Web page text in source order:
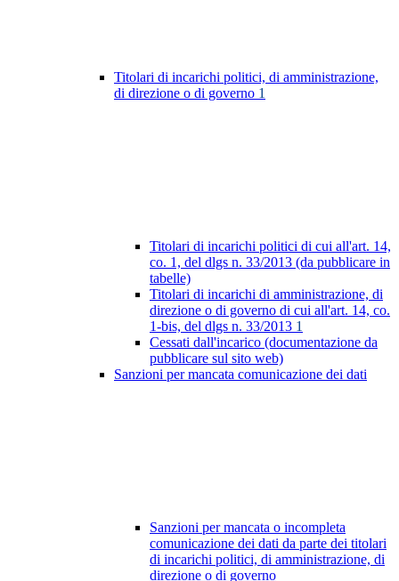
Titolari di incarichi politici, di amministrazione,
di direzione o di governo 1
Titolari di incarichi politici di cui all'art. 14,
co. 1, del dlgs n. 33/2013 (da pubblicare in
tabelle)
Titolari di incarichi di amministrazione, di
direzione o di governo di cui all'art. 14, co.
1-bis, del dlgs n. 33/2013 1
Cessati dall'incarico (documentazione da
pubblicare sul sito web)
Sanzioni per mancata comunicazione dei dati
Sanzioni per mancata o incompleta
comunicazione dei dati da parte dei titolari
di incarichi politici, di amministrazione, di
direzione o di governo